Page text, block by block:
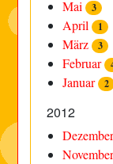
Mai 3
April 1
März 3
Februar
Januar 2
2012